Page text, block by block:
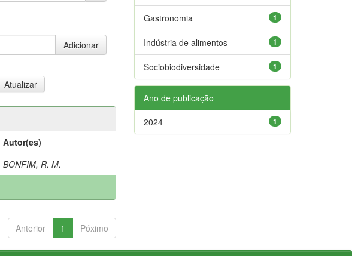
Autor(es)
BONFIM, R. M.
Anterior 1 Póximo
1
Gastronomia
1
Indústria de alimentos
1
Sociobiodiversidade
Ano de publicação
1
2024